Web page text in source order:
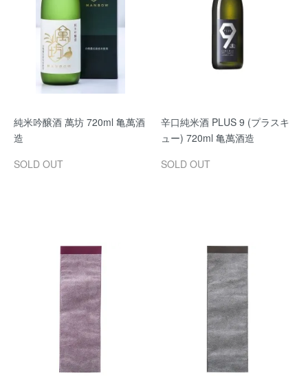
純米吟醸酒 萬坊 720ml 亀萬酒
造
SOLD OUT
辛口純米酒 PLUS 9 (プラスキ
ュー) 720ml 亀萬酒造
SOLD OUT